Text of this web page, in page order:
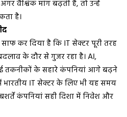
वैश्विक मांग बढ़ती है, तो उन्हें
है।
कर दिया है कि IT सेक्टर पूरी तरह
के दौर से गुजर रहा है। AI,
तकनीकों के सहारे कंपनियां आगे बढ़ने
भारतीय IT सेक्टर के लिए भी यह समय
कंपनियां सही दिशा में निवेश और